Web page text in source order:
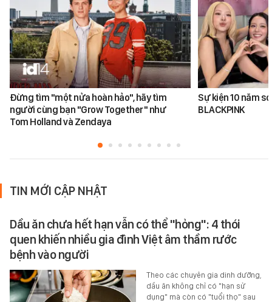
Đừng tìm "một nửa hoàn hảo", hãy tìm
người cùng bạn "Grow Together" như
Tom Holland và Zendaya
Sự kiện 10 năm
BLACKPINK
TIN MỚI CẬP NHẬT
Dầu ăn chưa hết hạn vẫn có thể "hỏng": 4 thói
quen khiến nhiều gia đình Việt âm thầm rước
bệnh vào người
Theo các chuyên gia dinh dưỡng,
dầu ăn không chỉ có "hạn sử
dụng" mà còn có "tuổi thọ" sau